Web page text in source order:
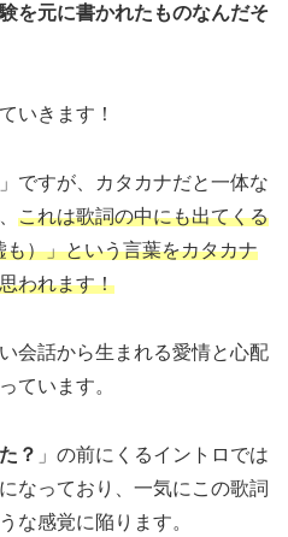
を元に書かれたものなんだそ
いきます！
ですが、カタカナだと一体な
これは歌詞の中にも出てくる
も）」という言葉をカタカナ
われます！
会話から生まれる愛情と心配
ています。
？ 」の前にくるイントロでは
なっており、一気にこの歌詞
な感覚に陥ります。